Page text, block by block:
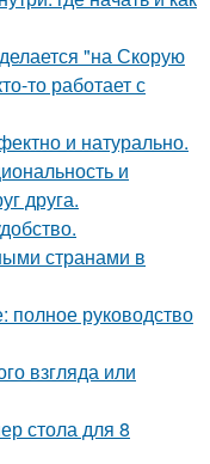
"на Скорую
то работает с
и натурально.
и
друга.
странами в
руководство
взгляда или
стола для 8